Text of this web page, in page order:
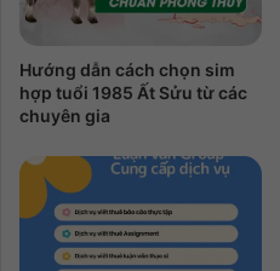
Hướng dẫn cách chọn sim
hợp tuổi 1985 Ất Sửu từ các
chuyên gia